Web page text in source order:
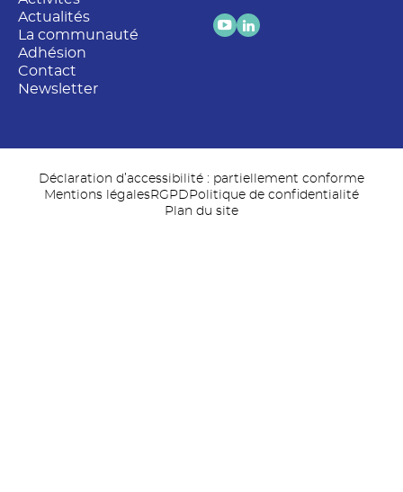
Actualités
La communauté
Adhésion
Contact
Newsletter
Déclaration d’accessibilité : partiellement conforme
Mentions légalesRGPD Politique de confidentialité
Plan du site